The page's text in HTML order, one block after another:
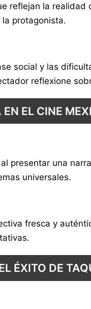
reflejan la
protagonista.
social y las
reflexione
EN EL CINE
presentar una
universales.
fresca y
ÉXITO DE